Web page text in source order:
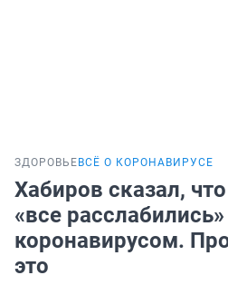
ЗДОРОВЬЕ ВСЁ О КОРОНАВИРУСЕ
Хабиров сказал,
«все
коронавирусом.
это